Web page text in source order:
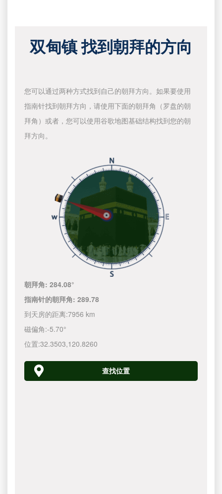
双甸镇 找到朝拜的方向
您可以通过两种方式找到自己的朝拜方向。如果要使用
指南针找到朝拜方向，请使用下面的朝拜角（罗盘的朝
拜角）或者，您可以使用谷歌地图基础结构找到您的朝
拜方向。
朝拜角:284.08°
指南针的朝拜角:289.78
到天房的距离:7956 km
磁偏角:-5.70°
位置:32.3503,120.8260
查找位置